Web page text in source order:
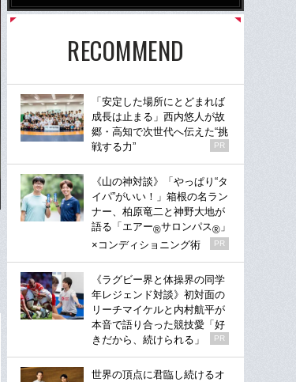
RECOMMEND
「安定した場所にとどまれば
成長は止まる」西内悠人が故
郷・高知で次世代へ伝えた“挑
戦する力”
PR
《山の神対談》「やっぱり“タ
イパ”がいい！」箱根の名ラン
ナー、柏原竜二と神野大地が
語る「エアー®サロンパス® 」
×コンディショニング術
PR
《ラグビー界と体操界の同学
年レジェンド対談》初対面の
リーチマイケルと内村航平が
本音で語り合った競技愛「好
きだから、続けられる」
PR
世界の頂点に君臨し続けるオ